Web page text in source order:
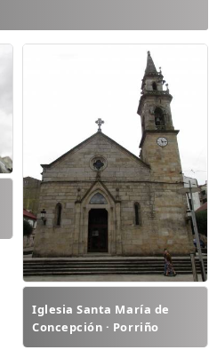
Iglesia Santa María de
Concepción · Porriño